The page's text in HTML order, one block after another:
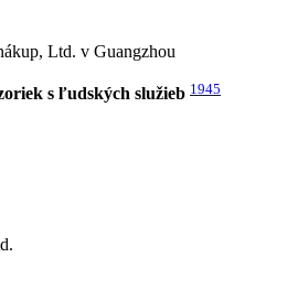
Ltd. v Guangzhou
s ľudských služieb 1945